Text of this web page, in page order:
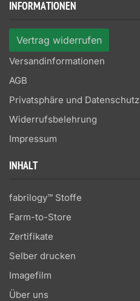
INFORMATIONEN
Vertrag widerrufen
Versandinformationen
AGB
Privatsphäre und Datenschutz
Widerrufsbelehrung
Impressum
INHALT
fabrilogy™ Stoffe
Farm-to-Store
Zertifikate
Selber drucken
Imagefilm
Über uns